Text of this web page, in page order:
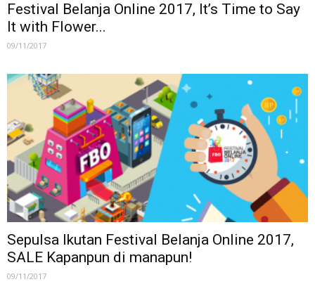
Festival Belanja Online 2017, It’s Time to Say
It with Flower...
09/11/2017
Sepulsa Ikutan Festival Belanja Online 2017,
SALE Kapanpun di manapun!
09/11/2017